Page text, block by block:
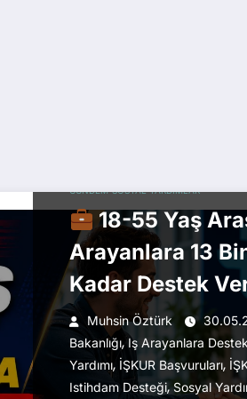
GÜNDEM SOSYAL YARDIMLAR
18-55 Yaş
Arayanlara 13
Kadar Destek
Muhsin Öztürk
Bakanlığı, Iş Arayanlara Destek
Yardımı, İŞKUR Başvuruları,
Istihdam Desteği,Sosyal